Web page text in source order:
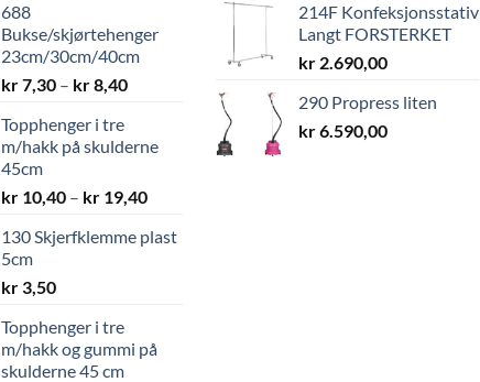
688
Bukse/skjørtehenger
23cm/30cm/40cm
kr7,30 – kr8,40Prisområde:
kr 8,40
Topphenger i tre
m/hakk på skulderne
45cm
kr 10,40 – kr 19,40Prisområde:
til
130 Skjerfklemme plast
5cm
kr 3,50
Topphenger i tre
m/hakk og gummi på
skulderne 45 cm
214F Konfeksjonsstativ
Langt FORSTERKET
kr 2.690,00
290 Propress liten
kr6.590,00